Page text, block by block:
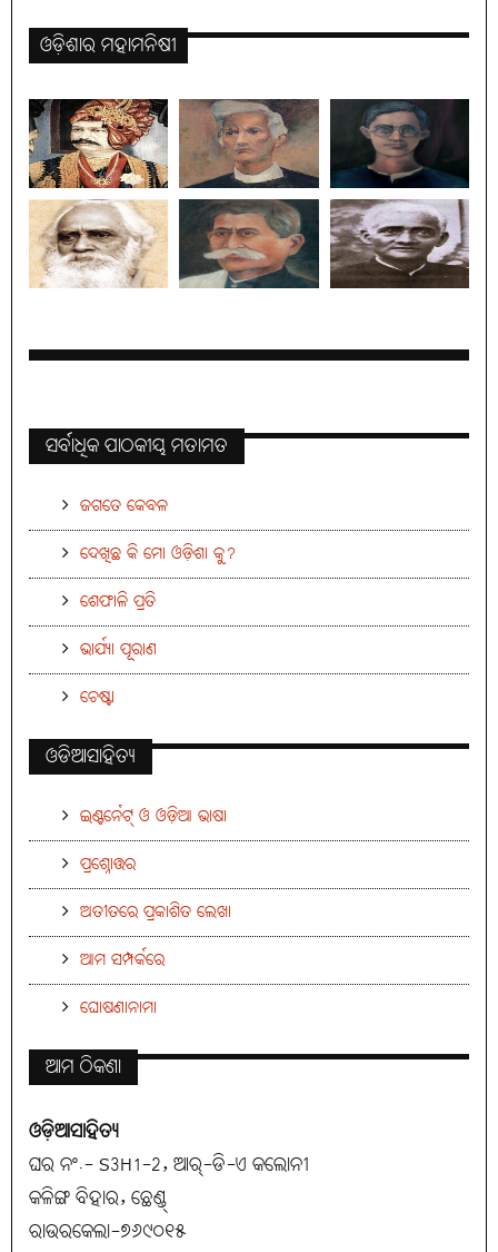
ଓଡ଼ିଶାର ମହାମନିଷୀ
ସର୍ବାଧିକ ପାଠକୀୟ ମତାମତ
ଜଗତେ କେବଳ
ଦେଖିଛ କି ମୋ ଓଡ଼ିଶା କୁ?
ଶେଫାଳି ପ୍ରତି
ଭାର୍ଯ୍ୟା ପୂରାଣ
ଚେଷ୍ଟା
ଓଡିଆସାହିତ୍ୟ
ଇଣ୍ଟର୍ନେଟ୍ ଓ ଓଡ଼ିଆ ଭାଷା
ପ୍ରଶ୍ନୋତ୍ତର
ଅତୀତରେ ପ୍ରକାଶିତ ଲେଖା
ଆମ ସମ୍ପର୍କରେ
ଘୋଷଣାନାମା
ଆମ ଠିକଣା
ଓଡ଼ିଆସାହିତ୍ୟ
ଘର ନଂ.- S3H1-2, ଆର୍-ଡି-ଏ କଲୋନୀ
କଳିଙ୍ଗ ବିହାର, ଛେଣ୍ଡ୍
ରାଉରକେଲା-୭୬୯୦୧୫